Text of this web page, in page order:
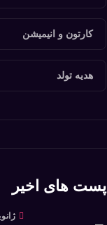
کارتون‌ و انیمیشن‌
هدیه تولد
پست های اخیر
ژانویه 06,